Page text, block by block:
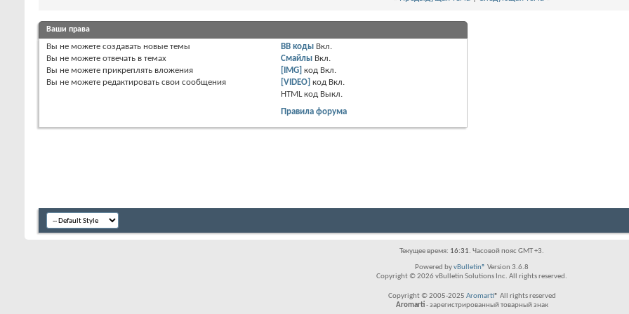
Ваши права
Вы не можете создавать новые темы
Вы не можете отвечать в темах
Вы не можете прикреплять вложения
Вы не можете редактировать свои сообщения
BB коды Вкл.
Смайлы Вкл.
[IMG] код Вкл.
[VIDEO] код Вкл.
HTML код Выкл.
Правила форума
Текущее время: 16:31. Часовой пояс GMT +3.
Powered byvBulletin® Version 3.6.8
Copyright © 2026 vBulletin Solutions Inc. All rights reserved.
Copyright © 2005-2025 Aromarti® All rights reserved
Aromarti- зарегистрированный товарный знак